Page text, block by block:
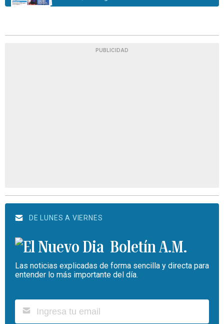
PUBLICIDAD
DE LUNES A VIERNES
Boletín A.M.
Las noticias explicadas de forma sencilla y directa para
entender lo más importante del día.